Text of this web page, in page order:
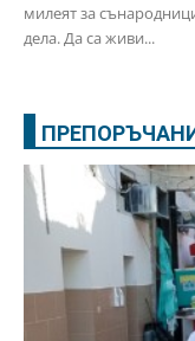
милеят за
дела. Да са живи...